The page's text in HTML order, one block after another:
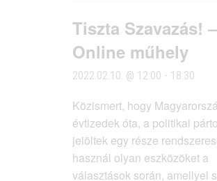
TUDÁSTÁR
HÍREINK
Tiszta Szavazás!
Online műhely
2022.02.10. @ 12:00 - 18:30
Köz­is­mert, hogy
évti­ze­dek óta, a poli­ti­kai
jelöl­tek egy része
hasz­nál olyan esz­kö­zö­ket a
válasz­tá­sok során, amellyel